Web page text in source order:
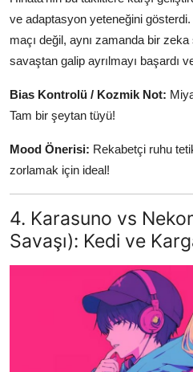
ve adaptasyon yeteneğini
maçı değil, aynı zamanda bir zeka
savaştan galip ayrılmayı başardı
Bias Kontrolü / Kozmik Not:
Tam bir şeytan tüyü!
Mood Önerisi: Rekabetçi ruhu
zorlamak için ideal!
4. Karasuno vs
Savaşı): Kedi ve